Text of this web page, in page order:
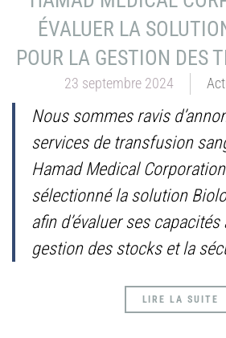
ÉVALUER LA
POUR LA GESTION DES
23 septembre 2024
Nous sommes ravis
services de transfusion
Hamad Medical
sélectionné la solution
afin d’évaluer ses
gestion des stocks et la
LIRE LA SUITE